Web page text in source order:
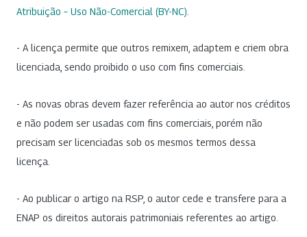
Atribuição – Uso Não-Comercial (BY-NC)
- A licença permite que outros remixem, adaptem e criem obra
licenciada, sendo proibido o uso com fins comerciais.
- As novas obras devem fazer referência ao autor nos créditos
e não podem ser usadas com fins comerciais, porém não
precisam ser licenciadas sob os mesmos termos dessa
licença.
- Ao publicar o artigo na RSP, o autor cede e transfere para a
ENAP os direitos autorais patrimoniais referentes ao artigo.